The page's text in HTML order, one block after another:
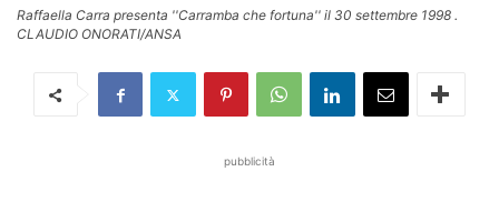
Raffaella Carra presenta ''Carramba che fortuna'' il 30 settembre 1998 .
CLAUDIO ONORATI/ANSA
pubblicità